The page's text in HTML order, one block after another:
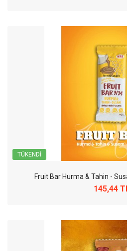
TÜKENDI
Fruit Bar Hurma & Tahin -
145,44